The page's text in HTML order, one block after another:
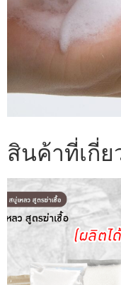
สินค้าที่เกี่ย